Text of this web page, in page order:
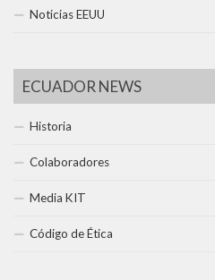
Noticias EEUU
ECUADOR NEWS
Historia
Colaboradores
Media KIT
Código de Ética